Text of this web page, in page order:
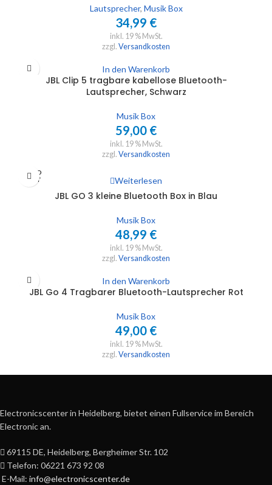
Lautsprecher, Musik Box
34,99 €
inkl. 19 % MwSt.
zzgl. Versandkosten
In den Warenkorb
JBL Clip 5 tragbare kabellose Bluetooth-
Lautsprecher, Schwarz
Musik Box
59,00 €
inkl. 19 % MwSt.
zzgl. Versandkosten
SOLD
OUT
Weiterlesen
JBL GO 3 kleine Bluetooth Box in Blau
Musik Box
48,99 €
inkl. 19 % MwSt.
zzgl. Versandkosten
In den Warenkorb
JBL Go 4 Tragbarer Bluetooth-Lautsprecher Rot
Musik Box
49,00 €
inkl. 19 % MwSt.
zzgl. Versandkosten
Electronicscenter in Heidelberg, bietet einen Fullservice im Bereich
Electronic an.
69115 DE, Heidelberg, Bergheimer Str. 102
Telefon: 06221 673 92 08
E-Mail:info@electronicscenter.de